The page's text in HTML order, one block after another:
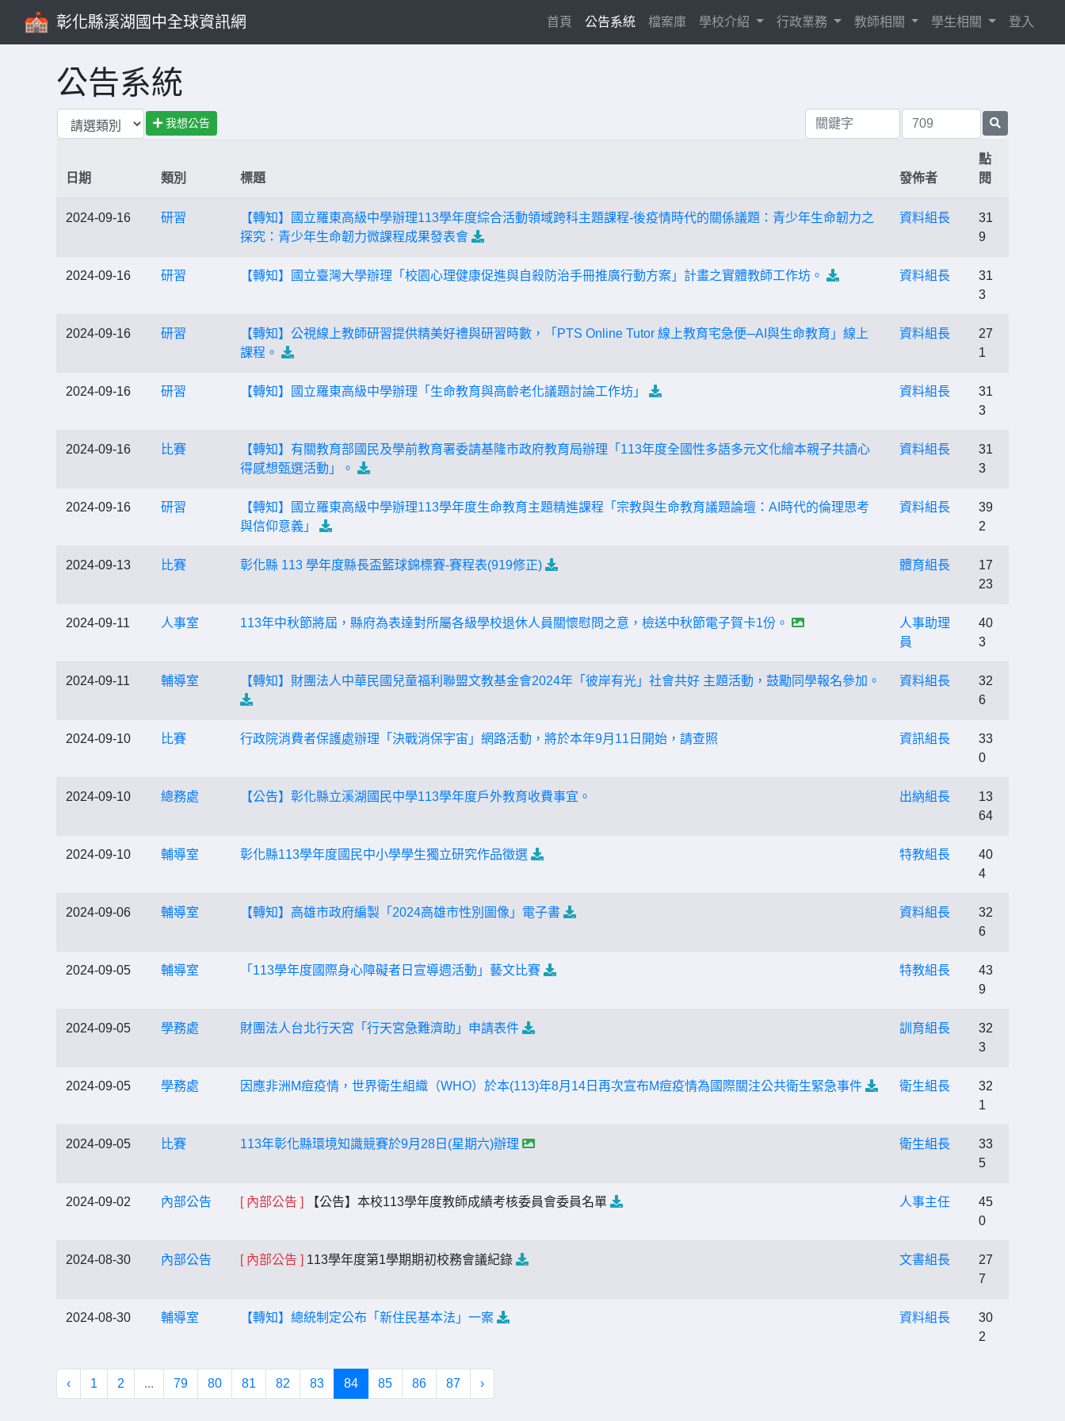
彰化縣溪湖國中全球資訊網 首頁 (current)
公告系統 檔案庫 學校介紹 行政業務 教師相關 學生相關 登入
公告系統
我想公告
日期 類別 標題 發佈者
點
閱
2024-09-16 研習
【轉知】國立羅東高級中學辦理113學年度綜合活動領域跨科主題課程-後疫情時代的關係議題：青少年生命韌力之
探究：青少年生命韌力微課程成果發表會
資料組長
31
9
2024-09-16 研習 【轉知】國立臺灣大學辦理「校園心理健康促進與自殺防治手冊推廣行動方案」計畫之實體教師工作坊。 資料組長
31
3
2024-09-16 研習
【轉知】公視線上教師研習提供精美好禮與研習時數，「PTS Online Tutor 線上教育宅急便─AI與生命教育」線上
課程。
資料組長
27
1
2024-09-16 研習 【轉知】國立羅東高級中學辦理「生命教育與高齡老化議題討論工作坊」 資料組長
31
3
2024-09-16 比賽
【轉知】有關教育部國民及學前教育署委請基隆市政府教育局辦理「113年度全國性多語多元文化繪本親子共讀心
得感想甄選活動」。
資料組長
31
3
2024-09-16 研習
【轉知】國立羅東高級中學辦理113學年度生命教育主題精進課程「宗教與生命教育議題論壇：AI時代的倫理思考
與信仰意義」
資料組長
39
2
2024-09-13 比賽 彰化縣 113 學年度縣長盃籃球錦標賽-賽程表(919修正) 體育組長
17
23
2024-09-11 人事室 113年中秋節將屆，縣府為表達對所屬各級學校退休人員關懷慰問之意，檢送中秋節電子賀卡1份。
人事助理
員
40
3
2024-09-11 輔導室 【轉知】財團法人中華民國兒童福利聯盟文教基金會2024年「彼岸有光」社會共好 主題活動，鼓勵同學報名參加。 資料組長
32
6
2024-09-10 比賽 行政院消費者保護處辦理「決戰消保宇宙」網路活動，將於本年9月11日開始，請查照 資訊組長
33
0
2024-09-10 總務處 【公告】彰化縣立溪湖國民中學113學年度戶外教育收費事宜。 出納組長
13
64
2024-09-10 輔導室 彰化縣113學年度國民中小學學生獨立研究作品徵選 特教組長
40
4
2024-09-06 輔導室 【轉知】高雄市政府編製「2024高雄市性別圖像」電子書 資料組長
32
6
2024-09-05 輔導室 「113學年度國際身心障礙者日宣導週活動」藝文比賽 特教組長
43
9
2024-09-05 學務處 財團法人台北行天宮「行天宮急難濟助」申請表件 訓育組長
32
3
2024-09-05 學務處 因應非洲M痘疫情，世界衛生組織（WHO）於本(113)年8月14日再次宣布M痘疫情為國際關注公共衛生緊急事件 衛生組長
32
1
2024-09-05 比賽 113年彰化縣環境知識競賽於9月28日(星期六)辦理 衛生組長
33
5
2024-09-02 內部公告 [ 內部公告 ] 【公告】本校113學年度教師成績考核委員會委員名單 人事主任
45
0
2024-08-30 內部公告 [ 內部公告 ] 113學年度第1學期期初校務會議紀錄 文書組長
27
7
2024-08-30 輔導室 【轉知】總統制定公布「新住民基本法」一案 資料組長
30
2
‹ 1 2 ... 79 80 81 82 83 84 85 86 87 ›